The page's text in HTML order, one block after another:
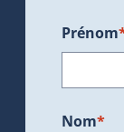
Prénom
Nom*